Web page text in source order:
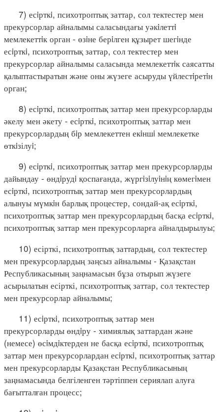
7) есiрткi, психотроптық заттар, сол тектестер мен
прекурсорлар айналымы саласындағы уәкiлеттi
мемлекеттiк орган - өзiне берiлген құзырет шегiнде
есiрткi, психотроптық заттар, сол тектестер мен
прекурсорлар айналымы саласында мемлекеттiк саясатты
қалыптастыратын және оны жүзеге асыруды үйлестiретiн
орган;
8) есiрткi, психотроптық заттар мен прекурсорларды
әкелу мен әкету - есiрткi, психотроптық заттар мен
прекурсорлардың бiр мемлекеттен екiншi мемлекетке
өткiзілуi;
9) есiрткi, психотроптық заттар мен прекурсорларды
дайындау - өндiрудi қоспағанда, жүргiзiлуiнiң көмегiмен
есiрткi, психотроптық заттар мен прекурсорлардың
алынуы мүмкiн барлық процестер, сондай-ақ есiрткi,
психотроптық заттар мен прекурсорлардың басқа есiрткi,
психотроптық заттар мен прекурсорларға айналдырылуы;
10) есірткі, психотроптық заттардың, сол тектестер
мен прекурсорлардың заңсыз айналымы - Қазақстан
Республикасының заңнамасын бұза отырып жүзеге
асырылатын есірткі, психотроптық заттар, сол тектестер
мен прекурсорлар айналымы;
11) есiрткi, психотроптық заттар мен
прекурсорларды өндiру - химиялық заттардан және
(немесе) өсiмдiктерден не басқа есiрткi, психотроптық
заттар мен прекурсорлардан есiрткi, психотроптық заттар
мен прекурсорларды Қазақстан Республикасының
заңнамасында белгіленген тәртіппен сериялап алуға
бағытталған процесс;